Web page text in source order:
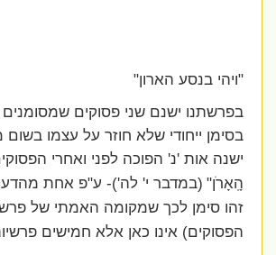
"ויהי בנסע הארון"
בפרשתנו ישנם שני פסוקים שמסומנים
בסימן ייחודי שלא חוזר על עצמו בשום
ישנה אות 'נ' הפוכה לפני ואחרי הפסוקים
הָֽאָרֹן" (במדבר י' לה')- ע"פ אחת
זהו סימן לכך שמקומה האמתי של פרשיה
הפסוקים) אינו כאן אלא חמישים פרשיות